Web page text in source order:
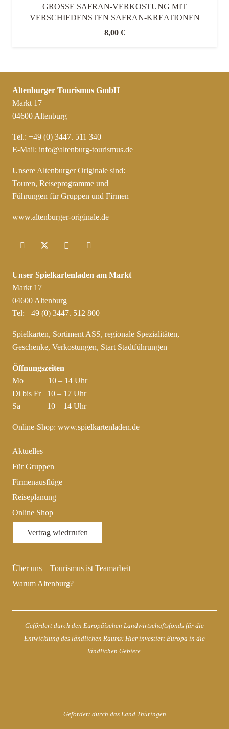
GROSSE SAFRAN-VERKOSTUNG MIT V
ERSCHIEDENSTEN SAFRAN-KREATIONEN
8,00 €
Altenburger Tourismus GmbH
Markt 17
04600 Altenburg
Tel.: +49 (0) 3447. 511 340
E-Mail: info@altenburg-tourismus.de
Unsere Altenburger Originale sind:
Touren, Reiseprogramme und
Führungen für Gruppen und Firmen
www.altenburger-originale.de
Unser Spielkartenladen am Markt
Markt 17
04600 Altenburg
Tel: +49 (0) 3447. 512 800
Spielkarten, Sortiment ASS, regionale Spezialitäten,
Geschenke, Verkostungen, Start Stadtführungen
Öffnungszeiten
Mo 10 – 14 Uhr
Di bis Fr 10 – 17 Uhr
Sa 10 – 14 Uhr
Online-Shop: www.spielkartenladen.de
Aktuelles
Für Gruppen
Firmenausflüge
Reiseplanung
Online Shop
Vertrag wiedrrufen
Über uns – Tourismus ist Teamarbeit
Warum Altenburg?
Gefördert durch den Europäischen Landwirtschaftsfonds für die
Entwicklung des ländlichen Raums: Hier investiert Europa in die
ländlichen Gebiete.
Gefördert durch das Land Thüringen